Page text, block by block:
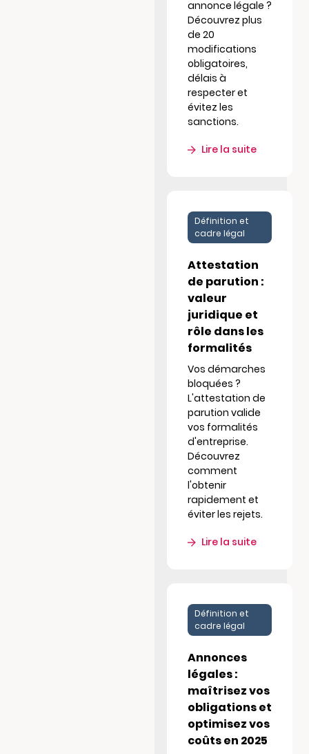
annonce légale ?
Découvrez plus
de 20
modifications
obligatoires,
délais à
respecter et
évitez les
sanctions.
Lire la suite
Définition et
cadre légal
Attestation
de parution :
valeur
juridique et
rôle dans les
formalités
Vos démarches
bloquées ?
L'attestation de
parution valide
vos formalités
d'entreprise.
Découvrez
comment
l'obtenir
rapidement et
éviter les rejets.
Lire la suite
Définition et
cadre légal
Annonces
légales :
maîtrisez vos
obligations et
optimisez vos
coûts en 2025